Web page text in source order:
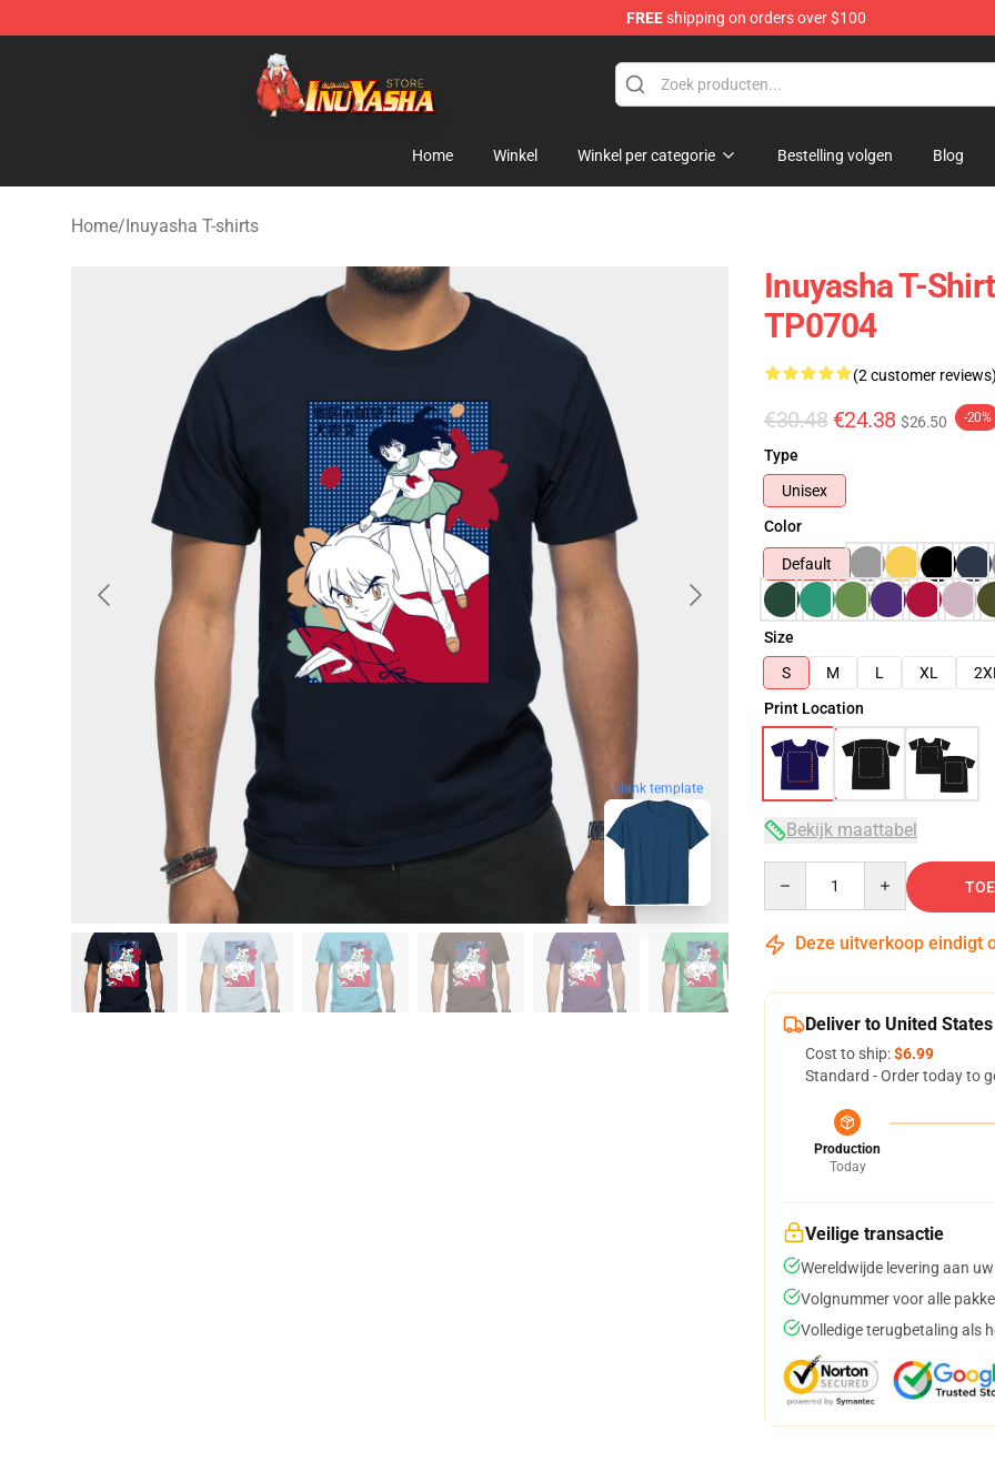
FREEshipping on orders over $100
Inuyasha Store - Official Inuyasha Merchandise Shop
Home Winkel Winkel per categorie Bestelling volgen Blog
Home/Inuyasha T-shirts
blank template
Inuyasha T-
TP0704
(2 customer reviews)
€30.48 €24.38 $26.50 -20%
Type
Unisex
Color
Default
Size
S
M L XL 2XL
Print Location
Bekijk maattabel
Deze uitverkoop eindigt
Deliver to United States
Cost to ship:$6.99
Standard - Order today to
Production
Today
Veilige transactie
Wereldwijde levering aan
Volgnummer voor alle
Volledige terugbetaling als